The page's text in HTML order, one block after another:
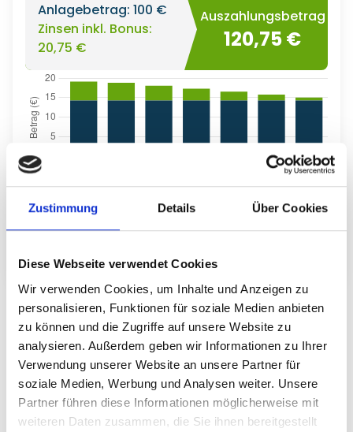
Zustimmung Details Über Cookies
Diese Webseite verwendet Cookies
Wir verwenden Cookies, um Inhalte und Anzeigen zu
personalisieren, Funktionen für soziale Medien anbieten
zu können und die Zugriffe auf unsere Website zu
analysieren. Außerdem geben wir Informationen zu Ihrer
Verwendung unserer Website an unsere Partner für
soziale Medien, Werbung und Analysen weiter. Unsere
Partner führen diese Informationen möglicherweise mit
weiteren Daten zusammen, die Sie ihnen bereitgestellt
Anlagebetrag: 100 €
Zinsen inkl. Bonus:
20,75 €
Auszahlungsbetrag
120,75 €
Angenommenes Auszahlungsdatum des Darlehns ist der
Letzte Investitionen
vor 1 Jahr
Anonymaus Nordrhein-Westfalen 8.500 €